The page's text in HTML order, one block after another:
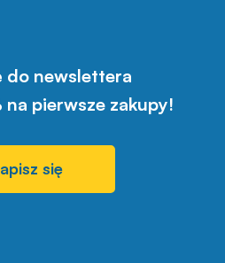
do newslettera
pierwsze zakupy!
się